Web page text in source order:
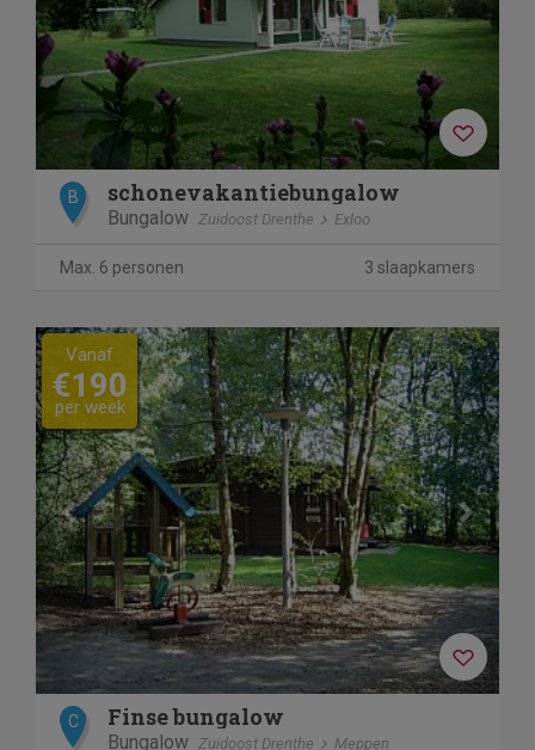
B schonevakantiebungalow
Bungalow Zuidoost Drenthe Exloo
Max. 6 personen 3 slaapkamers
Previous Next
Vanaf
€190
per week
C Finse bungalow
Bungalow Zuidoost Drenthe Meppen